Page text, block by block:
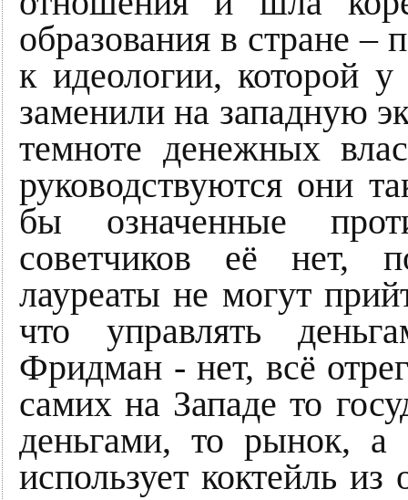
образования в стране –
к идеологии, которой
заменили на западную
темноте денежных
руководствуются они
бы означенные
советчиков её нет,
лауреаты не могут
что управлять
Фридман - нет, всё
самих на Западе то
деньгами, то рынок, а
использует коктейль